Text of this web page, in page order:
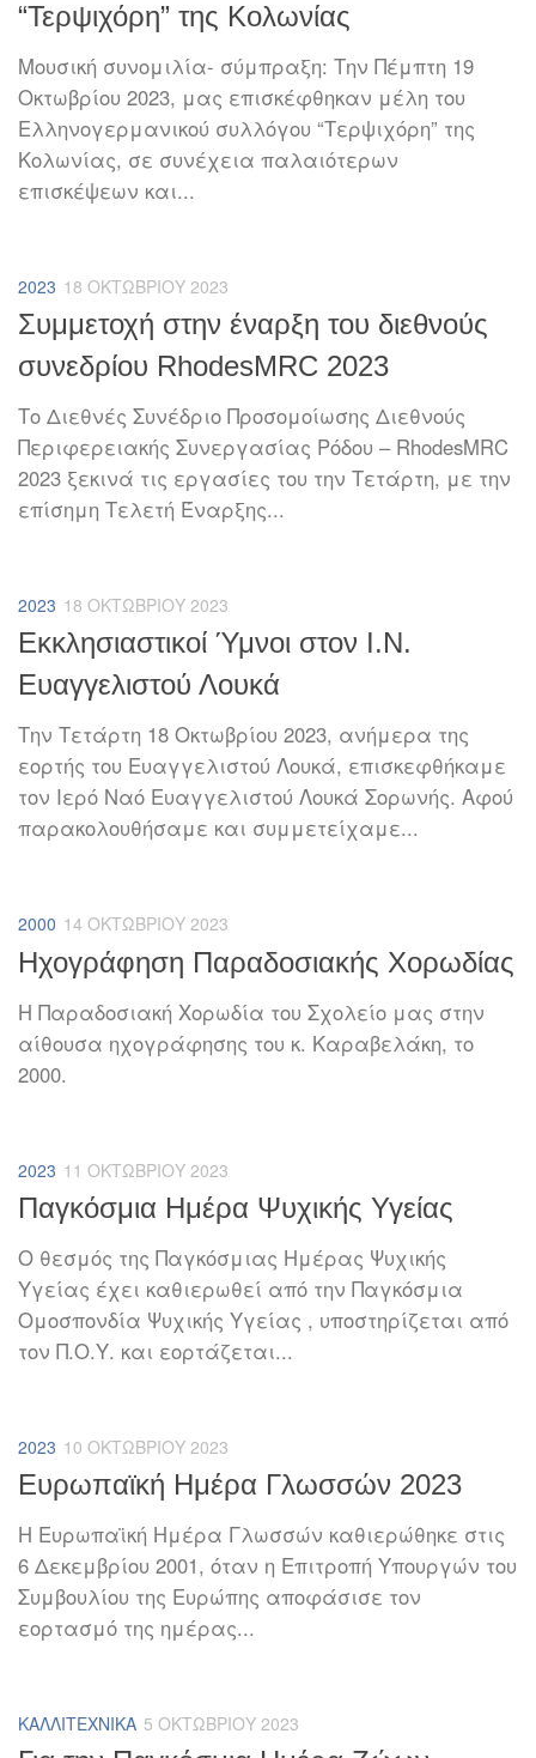
“Τερψιχόρη” της Κολωνίας
Μουσική συνομιλία- σύμπραξη: Την Πέμπτη 19
Οκτωβρίου 2023, μας επισκέφθηκαν μέλη του
Ελληνογερμανικού συλλόγου “Τερψιχόρη” της
Κολωνίας, σε συνέχεια παλαιότερων
επισκέψεων και...
2023 18 ΟΚΤΩΒΡΊΟΥ 2023
Συμμετοχή στην έναρξη του διεθνούς
συνεδρίου RhodesMRC 2023
Το Διεθνές Συνέδριο Προσομοίωσης Διεθνούς
Περιφερειακής Συνεργασίας Ρόδου – RhodesMRC
2023 ξεκινά τις εργασίες του την Τετάρτη, με την
επίσημη Τελετή Έναρξης...
2023 18 ΟΚΤΩΒΡΊΟΥ 2023
Εκκλησιαστικοί Ύμνοι στον Ι.Ν.
Ευαγγελιστού Λουκά
Την Τετάρτη 18 Οκτωβρίου 2023, ανήμερα της
εορτής του Ευαγγελιστού Λουκά, επισκεφθήκαμε
τον Ιερό Ναό Ευαγγελιστού Λουκά Σορωνής. Αφού
παρακολουθήσαμε και συμμετείχαμε...
2000 14 ΟΚΤΩΒΡΊΟΥ 2023
Ηχογράφηση Παραδοσιακής Χορωδίας
Η Παραδοσιακή Χορωδία του Σχολείο μας στην
αίθουσα ηχογράφησης του κ. Καραβελάκη, το
2000.
2023 11 ΟΚΤΩΒΡΊΟΥ 2023
Παγκόσμια Ημέρα Ψυχικής Υγείας
Ο θεσμός της Παγκόσμιας Ημέρας Ψυχικής
Υγείας έχει καθιερωθεί από την Παγκόσμια
Ομοσπονδία Ψυχικής Υγείας , υποστηρίζεται από
τον Π.Ο.Υ. και εορτάζεται...
2023 10 ΟΚΤΩΒΡΊΟΥ 2023
Ευρωπαϊκή Ημέρα Γλωσσών 2023
Η Ευρωπαϊκή Ημέρα Γλωσσών καθιερώθηκε στις
6 Δεκεμβρίου 2001, όταν η Επιτροπή Υπουργών του
Συμβουλίου της Ευρώπης αποφάσισε τον
εορτασμό της ημέρας...
ΚΑΛΛΙΤΕΧΝΙΚΆ 5 ΟΚΤΩΒΡΊΟΥ 2023